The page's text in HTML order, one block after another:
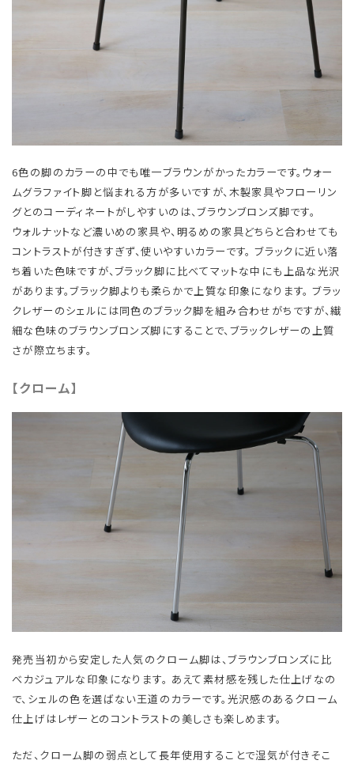
6色の脚のカラーの中でも唯一ブラウンがかったカラーです。ウォー
ムグラファイト脚と悩まれる方が多いですが、木製家具やフローリン
グとのコーディネートがしやすいのは、ブラウンブロンズ脚です。
​ ウォルナットなど濃いめの家具や、明るめの家具どちらと合わせても
コントラストが付きすぎず、使いやすいカラーです。 ブラックに近い落
ち着いた色味ですが、ブラック脚に比べてマットな中にも上品な光沢
があります。ブラック脚よりも柔らかで上質な印象になります。 ブラッ
クレザーのシェルには同色のブラック脚を組み合わせがちですが、繊
細な色味のブラウンブロンズ脚にすることで、ブラックレザーの上質
さが際立ちます。
【クローム】
発売当初から安定した人気のクローム脚は、ブラウンブロンズに比
べカジュアルな印象になります。 あえて素材感を残した仕上げなの
で、シェルの色を選ばない王道のカラーです。光沢感のあるクローム
仕上げはレザーとのコントラストの美しさも楽しめます。
ただ、クローム脚の弱点として長年使用することで湿気が付きそこ